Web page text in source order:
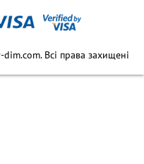
Всі права захищені